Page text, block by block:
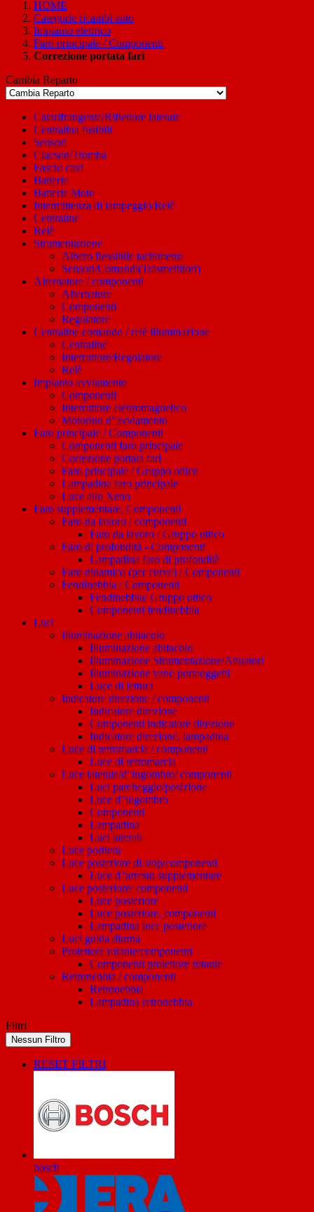
HOME
Categorie ricambi auto
Impianto elettrico
Faro principale / Componenti
Correzione portata fari
Cambia Reparto
Catarifrangente/Riflettore laterale
Centralina fusibili
Sensori
Clacson/Tromba
Fascio cavi
Batterie
Batterie Moto
Intermittenza di lampeggio/Relè
Centraline
Relè
Strumentazione
Albero flessibile tachimetro
Sensori/Comandi(Trasmettitori)
Alternatore / componenti
Alternatore
Componenti
Regolatore
Centraline comando / relè illuminazione
Centraline
Interruttore/Regolatore
Relè
Impianto avviamento
Componenti
Interruttore elettromagnetico
Motorino d"avviamento
Faro principale / Componenti
Componenti faro principale
Correzione portata fari
Faro principale / Gruppo ottico
Lampadina faro principale
Luce allo Xeno
Faro supplementare, Componenti
Faro da lavoro / componenti
Faro da lavoro / Gruppo ottico
Faro di profondità - Componenti
Lampadina faro di profondità
Faro dinamico (per curve) / Componenti
Fendinebbia / Componenti
Fendinebbia/ Gruppo ottico
Componenti fendinebbia
Luci
Illuminazione abitacolo
Illuminazione abitacolo
Illuminazione Strumentazione/Attuatori
Illuminazione vano portaoggetti
Luce di lettura
Indicatore direzione / componenti
Indicatore direzione
Componenti indicatore direzione
Indicatore direzione, lampadina
Luce di retromarcia / componenti
Luce di retromarcia
Luce laterale/d"ingombro/ componenti
Luci parcheggio/posizione
Luce d"ingombro
Componenti
Lampadina
Luci laterali
Luce portiera
Luce posteriore di stop/componenti
Luce d"arresto supplementare
Luce posteriore/ componenti
Luce posteriore
Luce posteriore, componenti
Lampadina luce posteriore
Luci guida diurna
Proiettore rotante/componenti
Componenti proiettore rotante
Retronebbia / componenti
Retronebbia
Lampadina retronebbia
Filtri
Nessun Filtro
RESET FILTRI
bosch